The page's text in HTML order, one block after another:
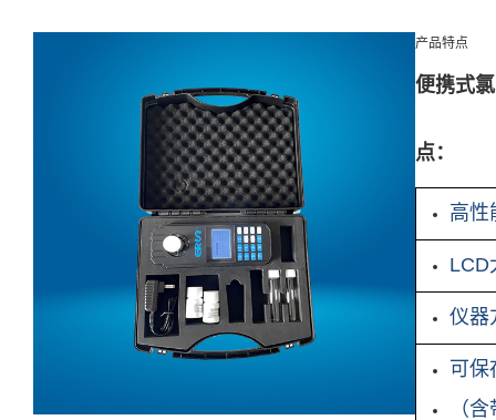
产品特点
便携式
点：
高性
LCD
仪器
可保
（